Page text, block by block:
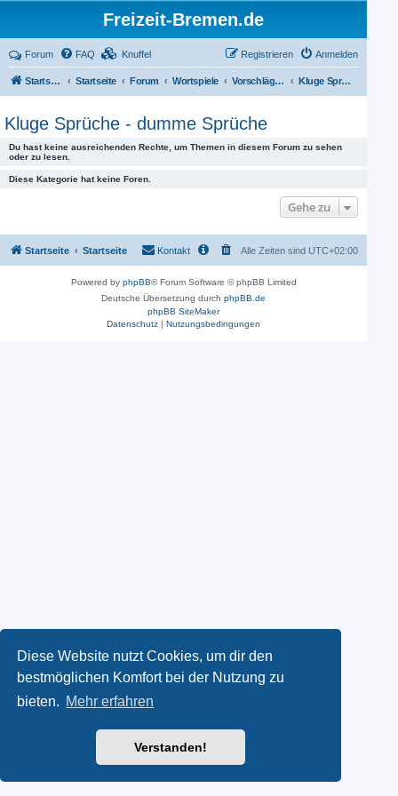
Diese Website nutzt Cookies, um dir den
bestmöglichen Komfort bei der Nutzung zu
bieten. Mehr erfahren
Verstanden!
Freizeit-Bremen.de
Forum FAQ Knuffel Anmelden
Registrieren
Startseite Startseite Forum Wortspiele Vorschläge für Aktivitäten Kluge Sprüche - dumme Sprüche
Kluge Sprüche - dumme Sprüche
Du hast keine ausreichenden Rechte, um Themen in diesem Forum zu sehen
oder zu lesen.
Diese Kategorie hat keine Foren.
Gehe zu
Startseite Startseite Alle Zeiten sind UTC+02:00
Kontakt
Powered by phpBB® Forum Software © phpBB Limited
Deutsche Übersetzung durchphpBB.de
phpBB SiteMaker
Datenschutz |Nutzungsbedingungen